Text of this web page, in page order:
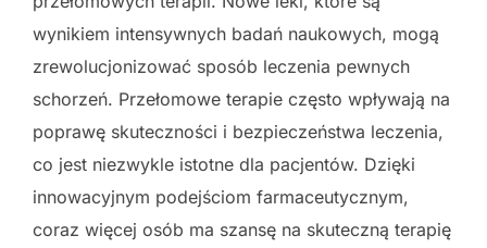
wynikiem intensywnych badań naukowych, mogą
zrewolucjonizować sposób leczenia pewnych
schorzeń. Przełomowe terapie często wpływają na
poprawę skuteczności i bezpieczeństwa leczenia,
co jest niezwykle istotne dla pacjentów. Dzięki
innowacyjnym podejściom farmaceutycznym,
coraz więcej osób ma szansę na skuteczną terapię